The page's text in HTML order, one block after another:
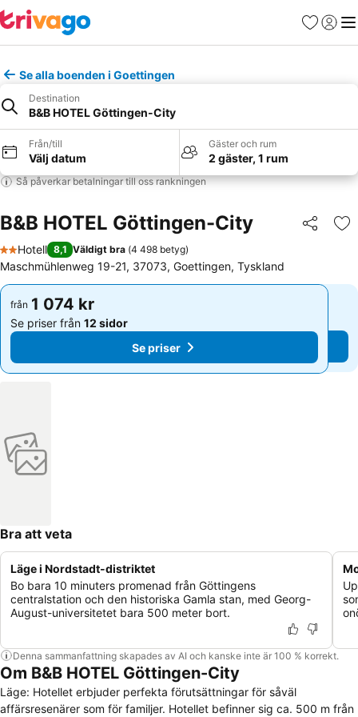
Favoriter
Logga
Se alla boenden i Goettingen
Destination
B&B HOTEL Göttingen-City
Från/till
Välj datum
Gäster och rum
2 gäster, 1 rum
Så påverkar betalningar till oss rankningen
B&B HOTEL Göttingen-City Dela
2 Stjärnor
Hotell 8,1 Väldigt bra (4 498 betyg)
Maschmühlenweg 19-21, 37073, Goettingen, Tyskland
från 1 074 kr
Se priser från 12 sidor
Se priser
från 1 074 kr
Se priser från 12 sidor
Se priser
Bra att veta
Läge i Nordstadt-distriktet
Bo bara 10 minuters promenad från Göttingens
centralstation och den historiska Gamla stan, med Georg-
August-universitetet bara 500 meter bort.
Denna sammanfattning skapades av AI och kanske inte är 100 % korrekt.
Om B&B HOTEL Göttingen-City
Läge: Hotellet erbjuder perfekta förutsättningar för såväl
affärsresenärer som för familjer. Hotellet befinner sig ca. 500 m från